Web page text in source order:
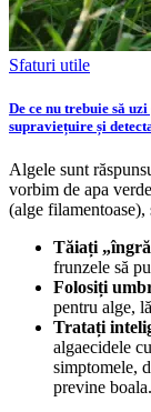
Sfaturi utile
De ce nu trebuie să
supraviețuire și
Algele sunt
vorbim de apa
(alge
Tăiați
frunzele să
Folosiți
pentru alge,
Tratați
algaecidele
simptomele,
previne boala.